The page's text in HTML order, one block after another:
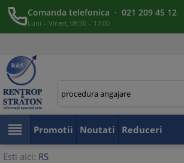
Comanda telefonica · 021 209 45 12
Luni – Vineri, 08:30 – 17:00
 Promotii Noutati Reduceri
Esti aici: RS